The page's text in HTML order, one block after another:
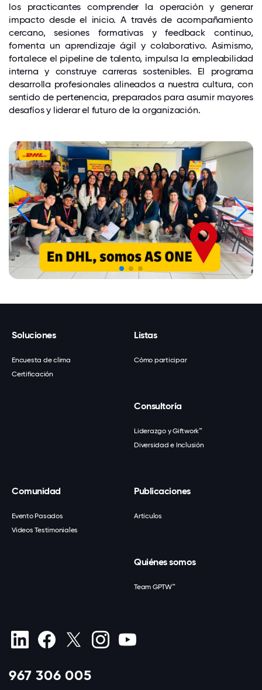
los practicantes comprender la operación y generar
impacto desde el inicio. A través de acompañamiento
cercano, sesiones formativas y feedback continuo,
fomenta un aprendizaje ágil y colaborativo. Asimismo,
fortalece el pipeline de talento, impulsa la empleabilidad
interna y construye carreras sostenibles. El programa
desarrolla profesionales alineados a nuestra cultura, con
sentido de pertenencia, preparados para asumir mayores
desafíos y liderar el futuro de la organización.
Soluciones
Encuesta de clima
Certificación
Listas
Cómo participar
Consultoría
Liderazgo y Giftwork™
Diversidad e Inclusión
Comunidad
Evento Pasados
Videos Testimoniales
Publicaciones
Artículos
Quiénes somos
Team GPTW™
967 306 005